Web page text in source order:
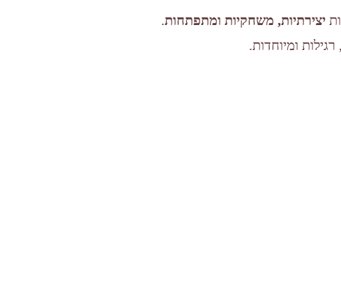
יצירתיות, משחקיות ומתפתחות.
ומיוחדות.